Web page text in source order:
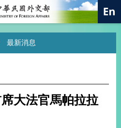
最新消息
大法官馬帕拉拉